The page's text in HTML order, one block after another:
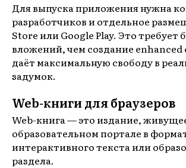
Для выпуска приложения нужна
разработчиков и отдельное
Store или Google Play. Это требует
вложений, чем создание enhanced
даёт максимальную свободу в
задумок.
Web-книги для браузеров
Web-книга — это издание,
образовательном портале в
интерактивного текста или
раздела.